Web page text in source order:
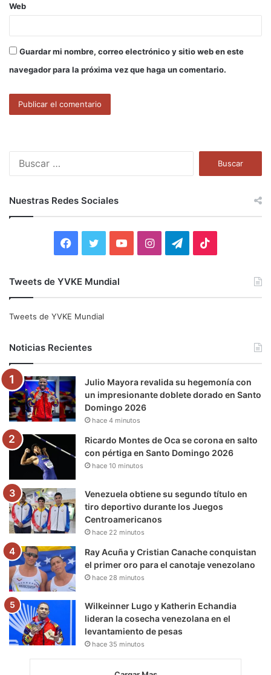
Web
Guardar mi nombre, correo electrónico y sitio web en este
navegador para la próxima vez que haga un comentario.
r
:
Nuestras Redes Sociales
e
o
o
k
t
e
r
b
e
I
g
r
m
r
a
k
Tweets de YVKE Mundial
Tweets de YVKE Mundial
Noticias Recientes
Julio Mayora revalida su hegemonía con
un impresionante doblete dorado en Santo
Domingo 2026
hace 4 minutos
Ricardo Montes de Oca se corona en salto
con pértiga en Santo Domingo 2026
hace 10 minutos
Venezuela obtiene su segundo título en
tiro deportivo durante los Juegos
Centroamericanos
hace 22 minutos
Ray Acuña y Cristian Canache conquistan
el primer oro para el canotaje venezolano
hace 28 minutos
Wilkeinner Lugo y Katherin Echandia
lideran la cosecha venezolana en el
levantamiento de pesas
hace 35 minutos